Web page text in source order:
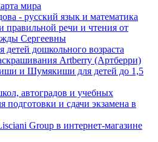
мира
- русский язык и математика
правильной речи и чтения от
Сергеевны
детей дошкольного возраста
Artberry (Артберри)
и Шумякиши для детей до 1,5
автоградов и учебных
подготовки и сдачи экзамена в
Group в интернет-магазине